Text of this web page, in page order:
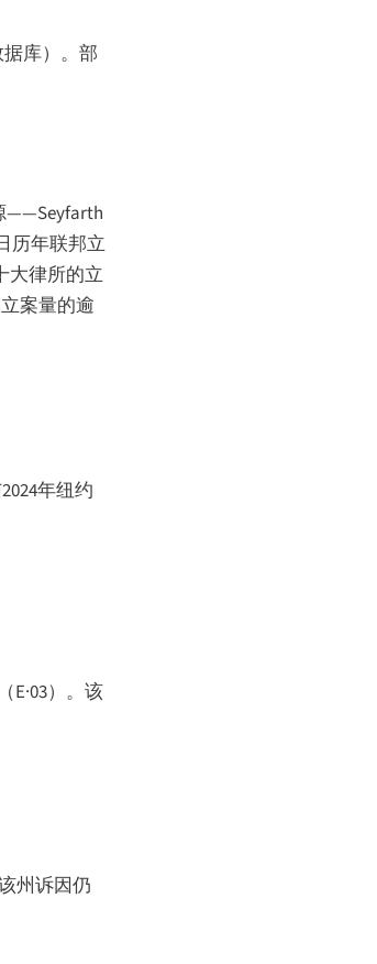
库）。部
——Seyfarth
历年联邦立
大律所的立
案量的逾
年纽约
E·03）。该
州诉因仍